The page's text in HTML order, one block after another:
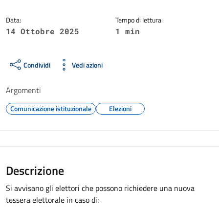
Data:
14 Ottobre 2025
Tempo di lettura:
1 min
Condividi Vedi azioni
Argomenti
Comunicazione istituzionale Elezioni
Descrizione
Si avvisano gli elettori che possono richiedere una nuova
tessera elettorale in caso di: